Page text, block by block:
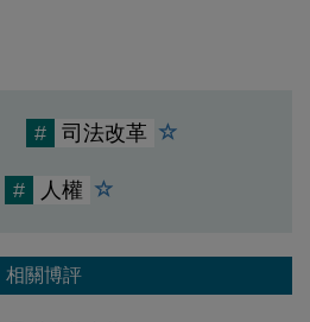
# 司法改革
# 人權
相關博評